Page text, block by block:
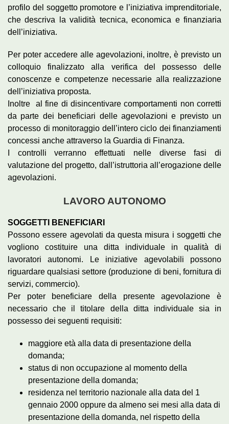
profilo del soggetto promotore e l’iniziativa imprenditoriale,
che descriva la validità tecnica, economica e finanziaria
dell’iniziativa.
Per poter accedere alle agevolazioni, inoltre, è previsto un
colloquio finalizzato alla verifica del possesso delle
conoscenze e competenze necessarie alla realizzazione
dell’iniziativa proposta.
Inoltre al fine di disincentivare comportamenti non corretti
da parte dei beneficiari delle agevolazioni e previsto un
processo di monitoraggio dell’intero ciclo dei finanziamenti
concessi anche attraverso la Guardia di Finanza.
I controlli verranno effettuati nelle diverse fasi di
valutazione del progetto, dall’istruttoria all’erogazione delle
agevolazioni.
LAVORO AUTONOMO
SOGGETTI BENEFICIARI
Possono essere agevolati da questa misura i soggetti che
vogliono costituire una ditta individuale in qualità di
lavoratori autonomi. Le iniziative agevolabili possono
riguardare qualsiasi settore (produzione di beni, fornitura di
servizi, commercio).
Per poter beneficiare della presente agevolazione è
necessario che il titolare della ditta individuale sia in
possesso dei seguenti requisiti:
maggiore età alla data di presentazione della
domanda;
status di non occupazione al momento della
presentazione della domanda;
residenza nel territorio nazionale alla data del 1
gennaio 2000 oppure da almeno sei mesi alla data di
presentazione della domanda, nel rispetto della